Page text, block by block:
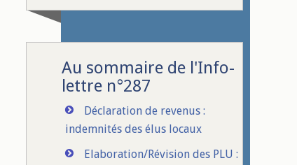
Au sommaire de l'Info-
lettre n°287
Déclaration de revenus :
indemnités des élus locaux
Elaboration/Révision des PLU :